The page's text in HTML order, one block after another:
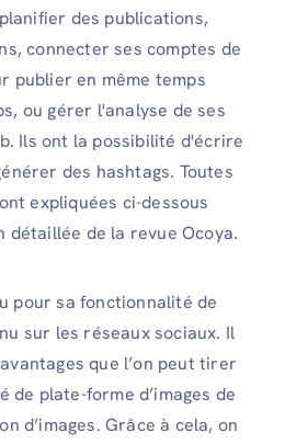
des publications,
connecter ses comptes de
publier en même temps
ou gérer l'analyse de ses
Ils ont la possibilité d'écrire
des hashtags. Toutes
expliquées ci-dessous
détaillée de la revue Ocoya.
pour sa fonctionnalité de
sur les réseaux sociaux. Il
que l’on peut tirer
de plate-forme d’images de
d’images. Grâce à cela, on